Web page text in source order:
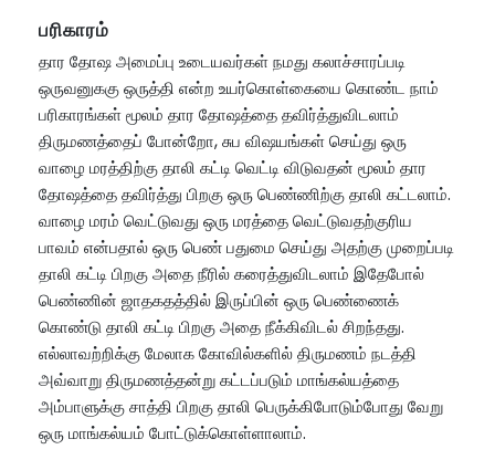
பரிகாரம்
தார தோஷ அமைப்பு உடையவர்கள் நமது கலாச்சாரப்படி
ஒருவனுககு ஒருத்தி என்ற உயர்கொள்கையை கொண்ட நாம்
பரிகாரங்கள் மூலம் தார தோஷத்தை தவிர்த்துவிடலாம்
திருமணத்தைப் போன்றோ, சுப விஷயங்கள் செய்து ஒரு
வாழை மரத்திற்கு தாலி கட்டி வெட்டி விடுவதன் மூலம் தார
தோஷத்தை தவிர்த்து பிறகு ஒரு பெண்ணிற்கு தாலி கட்டலாம்.
வாழை மரம் வெட்டுவது ஒரு மரத்தை வெட்டுவதற்குரிய
பாவம் என்பதால் ஒரு பெண் பதுமை செய்து அதற்கு முறைப்படி
தாலி கட்டி பிறகு அதை நீரில் கரைத்துவிடலாம் இதேபோல்
பெண்ணின் ஜாதகதத்தில் இருப்பின் ஒரு பெண்ணைக்
கொண்டு தாலி கட்டி பிறகு அதை நீக்கிவிடல் சிறந்தது.
எல்லாவற்றிக்கு மேலாக கோவில்களில் திருமணம் நடத்தி
அவ்வாறு திருமணத்தன்று கட்டப்படும் மாங்கல்யத்தை
அம்பாளுக்கு சாத்தி பிறகு தாலி பெருக்கிபோடும்போது வேறு
ஒரு மாங்கல்யம் போட்டுக்கொள்ளாலாம்.